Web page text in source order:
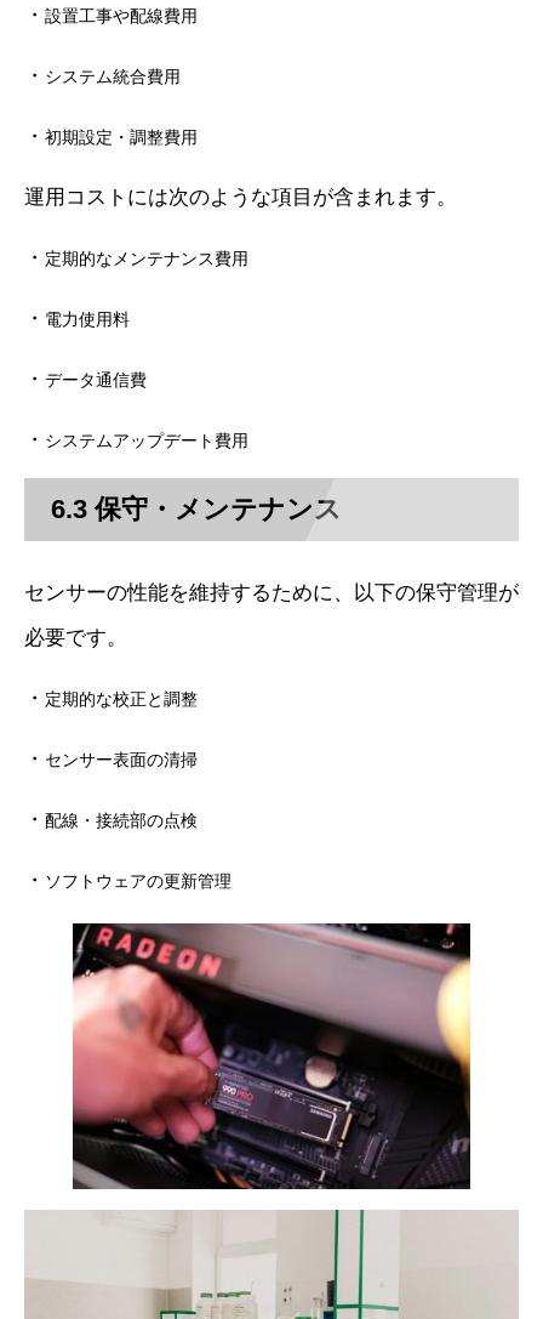
・ 設置工事や配線費用
・ システム統合費用
・ 初期設定・調整費用
運用コストには次のような項目が含まれます。
・ 定期的なメンテナンス費用
・ 電力使用料
・ データ通信費
・ システムアップデート費用
6.3 保守・メンテナンス
センサーの性能を維持するために、以下の保守管理が
必要です。
・ 定期的な校正と調整
・ センサー表面の清掃
・ 配線・接続部の点検
・ ソフトウェアの更新管理